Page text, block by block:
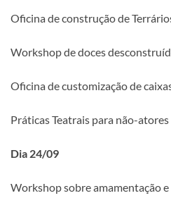
Oficina de construção de
Workshop de doces
Oficina de customização de
Práticas Teatrais para não-atores
Dia 24/09
Workshop sobre amamentação